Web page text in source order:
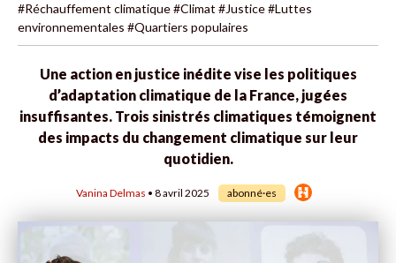
#Réchauffement climatique#Climat #Justice#Luttes
environnementales #Quartiers populaires
Une action en justice inédite vise les politiques
d’adaptation climatique de la France, jugées
insuffisantes. Trois sinistrés climatiques témoignent
des impacts du changement climatique sur leur
quotidien.
Vanina Delmas • 8 avril 2025 abonné·es